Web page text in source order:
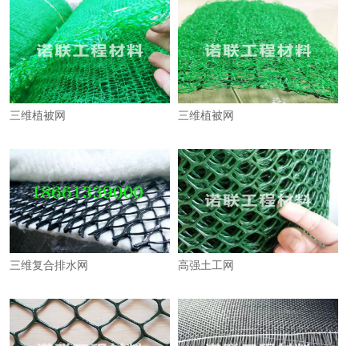
三维植被网 三维植被网
三维复合排水网 高强土工网